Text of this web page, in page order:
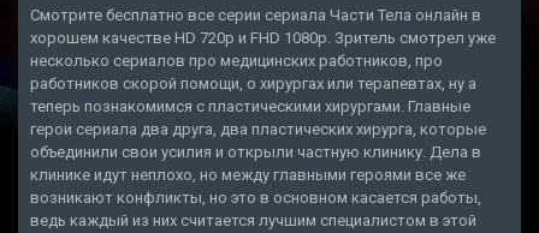
Смотрите бесплатно все серии сериала Части Тела онлайн в
хорошем качестве HD 720p и FHD 1080p. Зритель смотрел уже
несколько сериалов про медицинских работников, про
работников скорой помощи, о хирургах или терапевтах, ну а
теперь познакомимся с пластическими хирургами. Главные
герои сериала два друга, два пластических хирурга, которые
объединили свои усилия и открыли частную клинику. Дела в
клинике идут неплохо, но между главными героями все же
возникают конфликты, но это в основном касается работы,
ведь каждый из них считается лучшим специалистом в этой